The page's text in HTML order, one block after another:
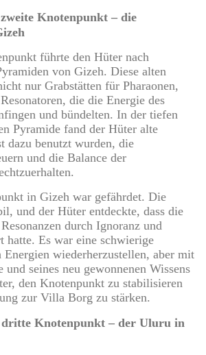
Knotenpunkt – die
führte den Hüter nach
von Gizeh. Diese alten
nur Grabstätten für Pharaonen,
die die Energie des
und bündelten. In der tiefen
Pyramide fand der Hüter alte
dazu benutzt wurden, die
und die Balance der
in Gizeh war gefährdet. Die
und der Hüter entdeckte, dass die
durch Ignoranz und
hatte. Es war eine schwierige
wiederherzustellen, aber mit
seines neu gewonnenen Wissens
den Knotenpunkt zu stabilisieren
zur Villa Borg zu stärken.
Knotenpunkt – der Uluru in